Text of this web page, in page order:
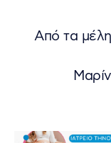
Από τα